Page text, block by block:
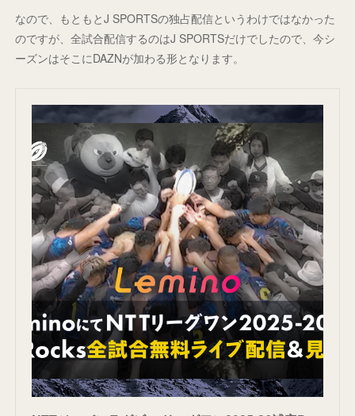
なので、もともとJ SPORTSの独占配信というわけではなかった
のですが、全試合配信するのはJ SPORTSだけでしたので、今シ
ーズンはそこにDAZNが加わる形となります。